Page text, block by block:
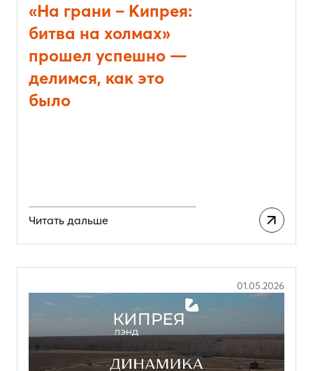
«На грани – Кипрея:
битва на холмах»
прошел успешно —
делимся, как это
было
Читать дальше
01.05.2026